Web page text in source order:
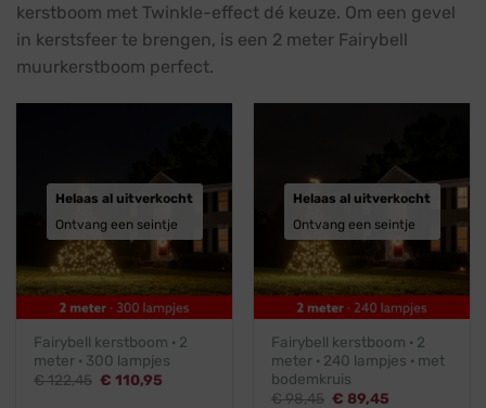
kerstboom met Twinkle-effect dé keuze. Om een gevel
in kerstsfeer te brengen, is een 2 meter Fairybell
muurkerstboom perfect.
Helaas al uitverkocht
Ontvang een seintje
Fairybell kerstboom · 2
meter · 300 lampjes
€122,45 Oorspronkelijke
€ 110,95
Helaas al uitverkocht
Ontvang een seintje
Fairybell kerstboom · 2
meter · 240 lampjes · met
bodemkruis
€98,45 Oorspronkelijke
€ 89,45